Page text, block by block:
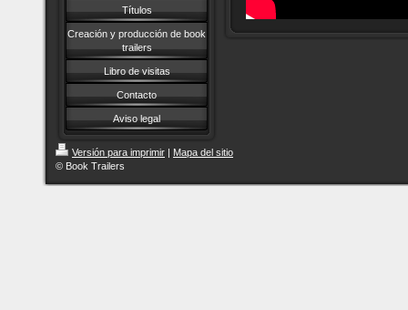
Títulos
Creación y producción de book
trailers
Libro de visitas
Contacto
Aviso legal
Versión para imprimir | Mapa del sitio
© Book Trailers